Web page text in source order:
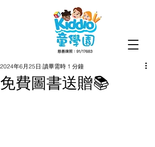
免費圖書送贈📚
2024年6月25日 讀畢需時 1 分鐘